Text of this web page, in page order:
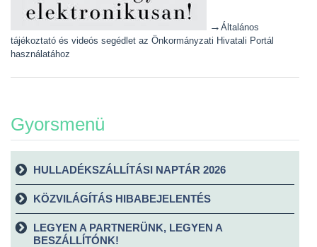
→ Általános
tájékoztató és videós segédlet az Önkormányzati Hivatali Portál
használatához
Gyorsmenü
HULLADÉKSZÁLLÍTÁSI NAPTÁR 2026
KÖZVILÁGÍTÁS HIBABEJELENTÉS
LEGYEN A PARTNERÜNK, LEGYEN A
BESZÁLLÍTÓNK!